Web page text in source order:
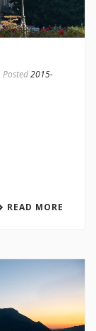
Posted2015-
READ MORE